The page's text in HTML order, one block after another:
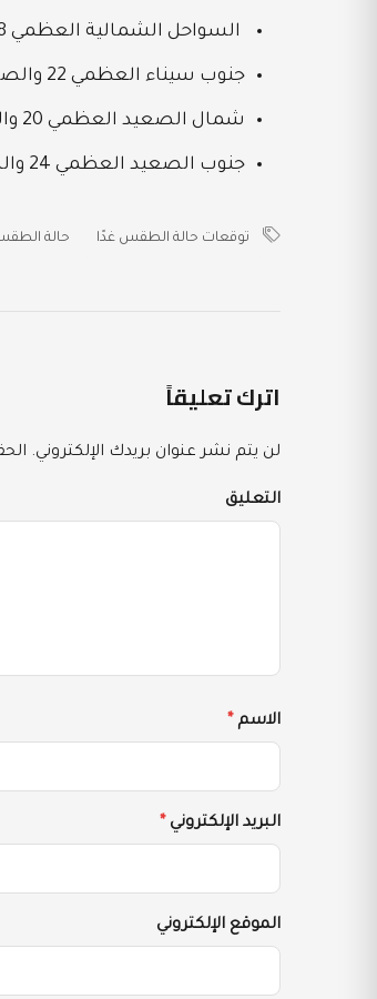
السواحل الشمالية العظمي 18 والصغري 11 درجة مئوية.
جنوب سيناء العظمي 22 والصغري 12 درجة مئوية.
شمال الصعيد العظمي 20 والصغري 6 درجة مئوية.
جنوب الصعيد العظمي 24 والصغري 8 درجة مئوية.
توقعات حالة الطقس غدًا حالة
اترك تعليقاً
لن يتم نشر عنوان بريدك الإلكتروني.
التعليق
الاسم *
البريد الإلكتروني *
الموقع الإلكتروني